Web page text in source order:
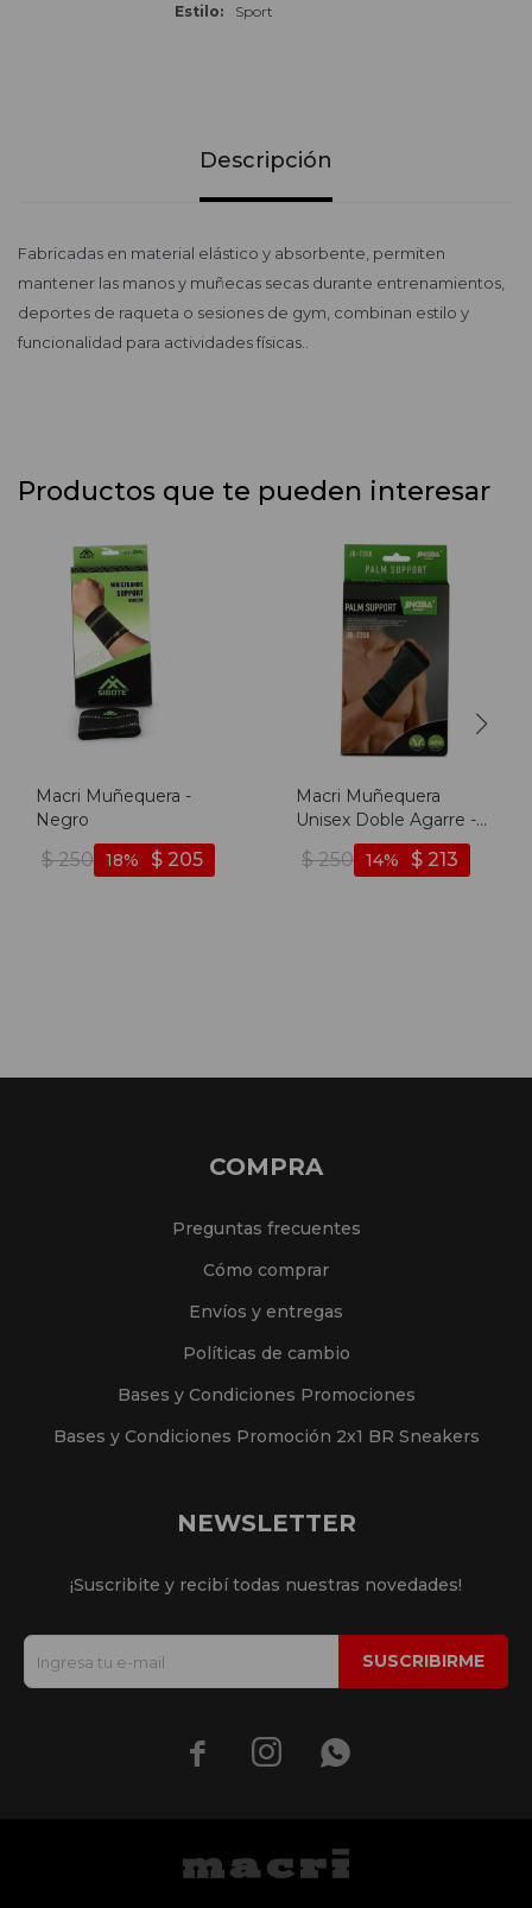
Estilo Sport
Descripción
Fabricadas en material elástico y absorbente, permiten
mantener las manos y muñecas secas durante entrenamientos,
deportes de raqueta o sesiones de gym, combinan estilo y
funcionalidad para actividades físicas..
Productos que te pueden interesar
Macri Muñequera -
Negro
$ 250 $ 205
18
Macri Muñequera
Unisex Doble Agarre -
Negro - Negro
$ 250 $ 213
14
COMPRA
Preguntas frecuentes
Cómo comprar
Envíos y entregas
Políticas de cambio
Bases y Condiciones Promociones
Bases y Condiciones Promoción 2x1 BR Sneakers
NEWSLETTER
¡Suscribite y recibí todas nuestras novedades!
SUSCRIBIRME
  